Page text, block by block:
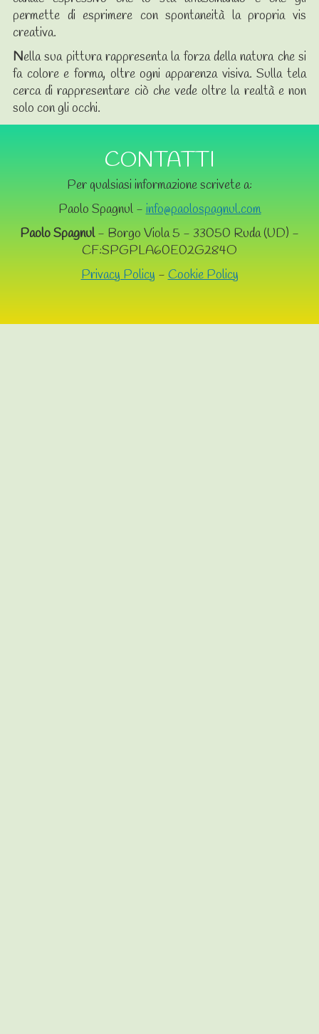
permette di esprimere con spontaneità la propria vis
creativa.
Nella sua pittura rappresenta la forza della natura che si
fa colore e forma, oltre ogni apparenza visiva. Sulla tela
cerca di rappresentare ciò che vede oltre la realtà e non
solo con gli occhi.
CONTATTI
Per qualsiasi informazione scrivete a:
Paolo Spagnul - info@paolospagnul.com
Paolo Spagnul- Borgo Viola 5 - 33050 Ruda (UD) -
CF:SPGPLA60E02G284O
Privacy Policy - Cookie Policy